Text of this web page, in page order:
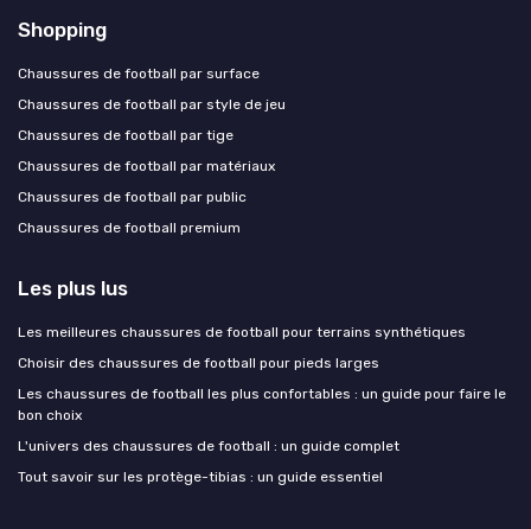
Shopping
Chaussures de football par surface
Chaussures de football par style de jeu
Chaussures de football par tige
Chaussures de football par matériaux
Chaussures de football par public
Chaussures de football premium
Les plus lus
Les meilleures chaussures de football pour terrains synthétiques
Choisir des chaussures de football pour pieds larges
Les chaussures de football les plus confortables : un guide pour faire le
bon choix
L'univers des chaussures de football : un guide complet
Tout savoir sur les protège-tibias : un guide essentiel